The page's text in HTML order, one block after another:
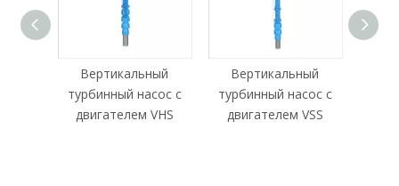
Вертикальный
турбинный насос с
двигателем VHS
Вертикальный
турбинный насос с
двигателем VSS